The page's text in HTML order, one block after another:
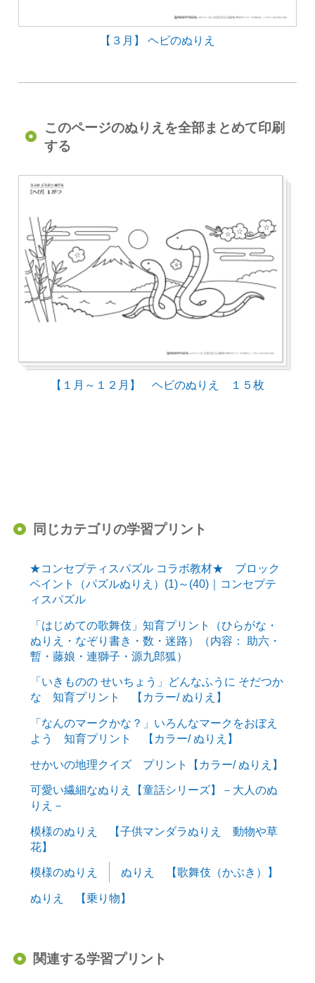
【３月】 ヘビのぬりえ
このページのぬりえを全部まとめて印刷
する
【１月～１２月】 ヘビのぬりえ １５枚
同じカテゴリの学習プリント
★コンセプティスパズル コラボ教材★ ブロック
ペイント（パズルぬりえ）(1)～(40)｜コンセプテ
ィスパズル
「はじめての歌舞伎」知育プリント（ひらがな・
ぬりえ・なぞり書き・数・迷路）（内容： 助六・
暫・藤娘・連獅子・源九郎狐）
「いきものの せいちょう」どんなふうに そだつか
な 知育プリント 【カラー/ ぬりえ】
「なんのマークかな？」いろんなマークをおぼえ
よう 知育プリント 【カラー/ ぬりえ】
せかいの地理クイズ プリント【カラー/ ぬりえ】
可愛い繊細なぬりえ【童話シリーズ】－大人のぬ
りえ－
模様のぬりえ 【子供マンダラぬりえ 動物や草
花】
模様のぬりえ ぬりえ 【歌舞伎（かぶき）】
ぬりえ 【乗り物】
関連する学習プリント